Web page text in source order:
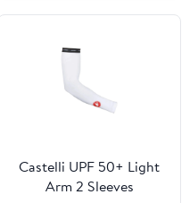
Castelli UPF 50+ Light
Arm 2 Sleeves